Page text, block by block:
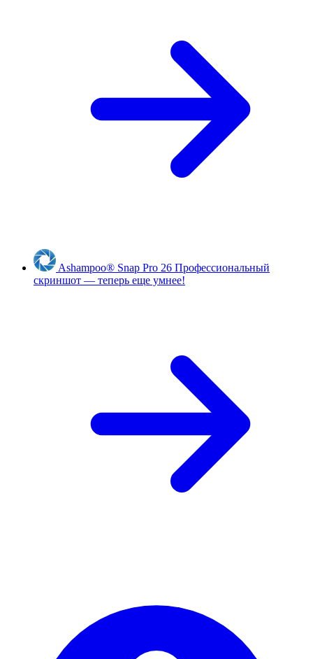
Ashampoo® Snap Pro 26 Профессиональный
скриншот — теперь еще умнее!